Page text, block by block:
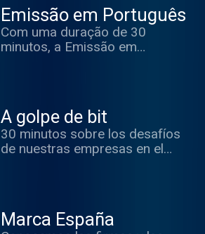
Emissão em Português
Com uma duração de 30
minutos, a Emissão em
demais países lusófonos.
Realizado em português nos
estúdios da Rádio Exterior da
Espanha em Madri, com a
Lisboa, o programa oferece
reportagens e entrevistas que
A golpe de bit
30 minutos sobre los desafíos
de nuestras empresas en el
Marca España